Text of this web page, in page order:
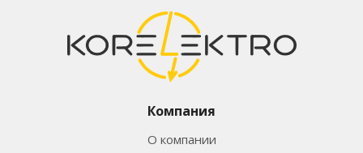
Компания
О компании